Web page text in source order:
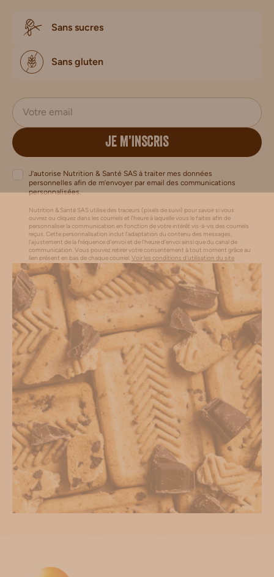
Sans sucres
Sans gluten
JE M’INSCRIS
J’autorise Nutrition & Santé SAS à traiter mes données
personnelles afin de m’envoyer par email des communications
personnalisées.
Nutrition & Santé SAS utilise des traceurs (pixels de suivi) pour savoir si vous
ouvrez ou cliquez dans les courriels et l’heure à laquelle vous le faites afin de
personnaliser la communication en fonction de votre intérêt vis-à-vis des courriels
reçus. Cette personnalisation inclut l’adaptation du contenu des messages,
l'ajustement de la fréquence d’envoi et de l’heure d’envoi ainsi que du canal de
communication. Vous pouvez retirer votre consentement à tout moment grâce au
lien présent en bas de chaque courriel.Voir les conditions d'utilisation du site